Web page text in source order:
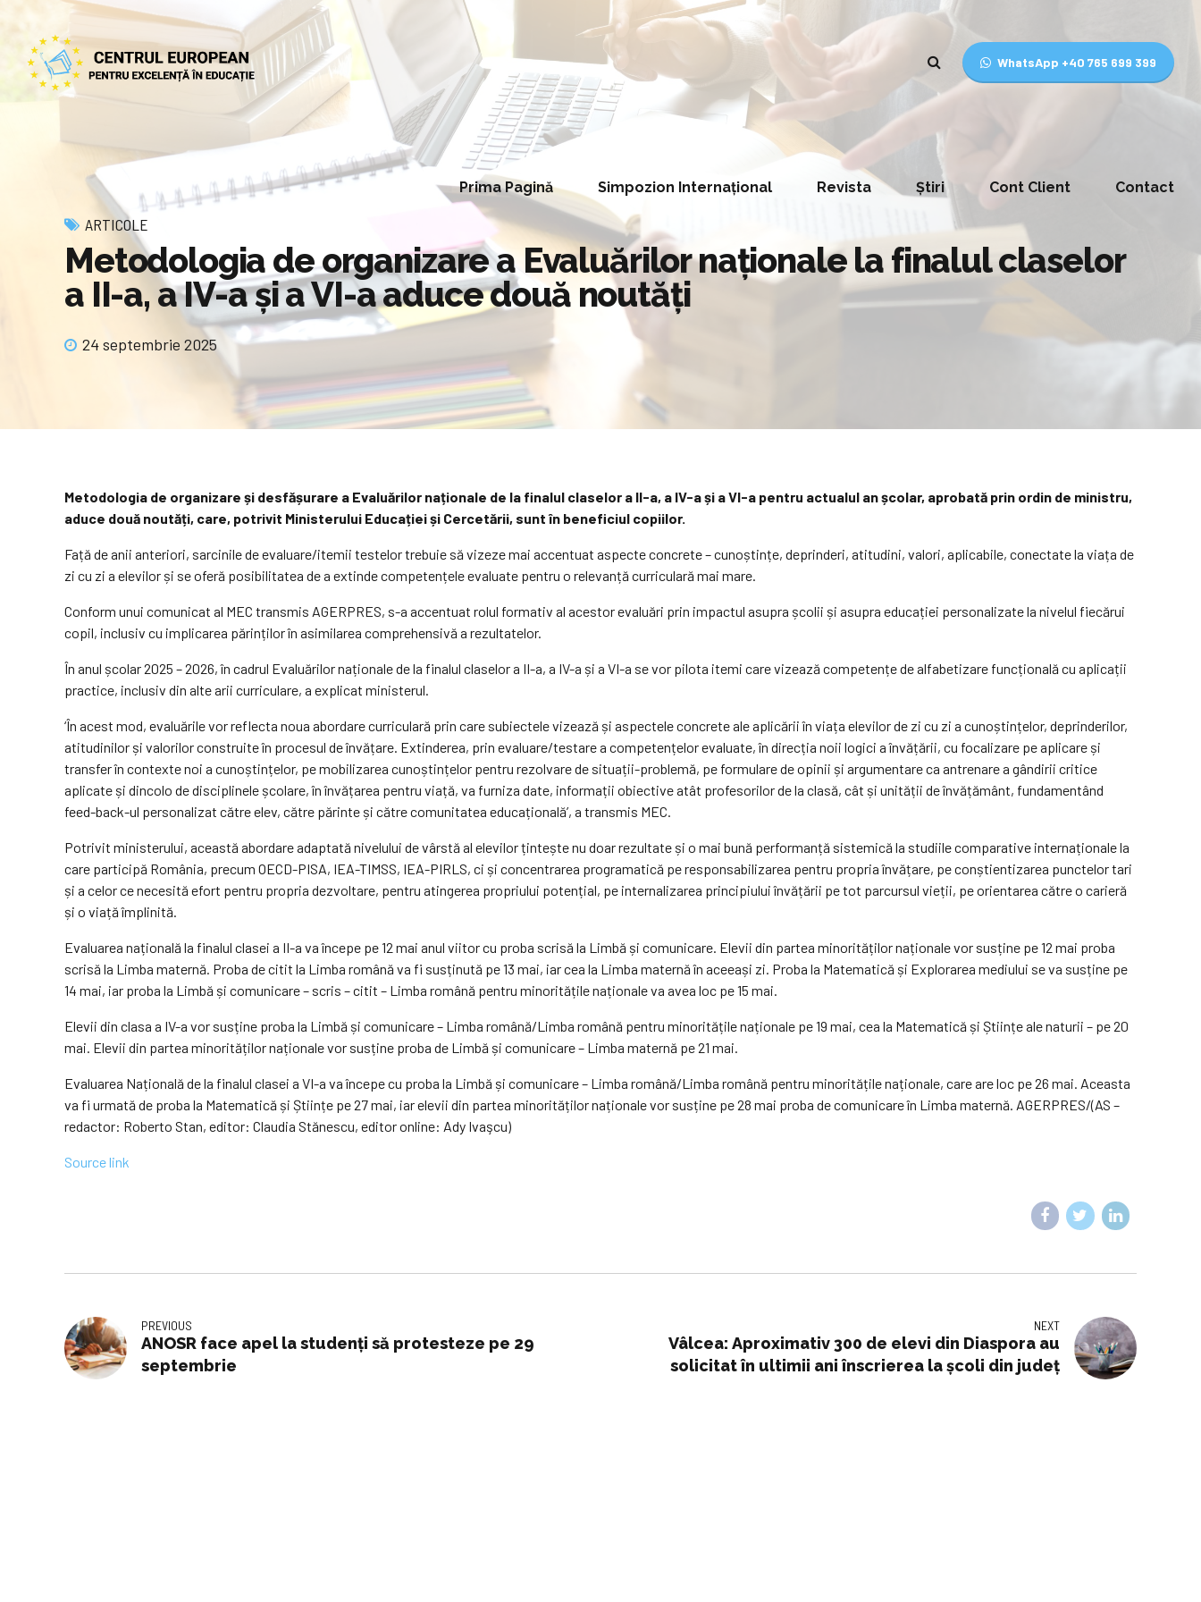
WhatsApp +40 765 699 399
Prima Pagină Simpozion Internațional Revista Știri Cont Client Contact
ARTICOLE
Metodologia de organizare a Evaluărilor naționale la finalul claselor
a II-a, a IV-a și a VI-a aduce două noutăți
24 septembrie 2025
Metodologia de organizare și desfășurare a Evaluărilor naționale de la finalul claselor a II-a, a IV-a și a VI-a pentru actualul an școlar, aprobată prin ordin de ministru,
aduce două noutăți, care, potrivit Ministerului Educației și Cercetării, sunt în beneficiul copiilor.
Față de anii anteriori, sarcinile de evaluare/itemii testelor trebuie să vizeze mai accentuat aspecte concrete – cunoștințe, deprinderi, atitudini, valori, aplicabile, conectate la viața de
zi cu zi a elevilor și se oferă posibilitatea de a extinde competențele evaluate pentru o relevanță curriculară mai mare.
Conform unui comunicat al MEC transmis AGERPRES, s-a accentuat rolul formativ al acestor evaluări prin impactul asupra școlii și asupra educației personalizate la nivelul fiecărui
copil, inclusiv cu implicarea părinților în asimilarea comprehensivă a rezultatelor.
În anul școlar 2025 – 2026, în cadrul Evaluărilor naționale de la finalul claselor a II-a, a IV-a și a VI-a se vor pilota itemi care vizează competențe de alfabetizare funcțională cu aplicații
practice, inclusiv din alte arii curriculare, a explicat ministerul.
‘În acest mod, evaluările vor reflecta noua abordare curriculară prin care subiectele vizează și aspectele concrete ale aplicării în viața elevilor de zi cu zi a cunoștințelor, deprinderilor,
atitudinilor și valorilor construite în procesul de învățare. Extinderea, prin evaluare/testare a competențelor evaluate, în direcția noii logici a învățării, cu focalizare pe aplicare și
transfer în contexte noi a cunoștințelor, pe mobilizarea cunoștințelor pentru rezolvare de situații-problemă, pe formulare de opinii și argumentare ca antrenare a gândirii critice
aplicate și dincolo de disciplinele școlare, în învățarea pentru viață, va furniza date, informații obiective atât profesorilor de la clasă, cât și unității de învățământ, fundamentând
feed-back-ul personalizat către elev, către părinte și către comunitatea educațională’, a transmis MEC.
Potrivit ministerului, această abordare adaptată nivelului de vârstă al elevilor țintește nu doar rezultate și o mai bună performanță sistemică la studiile comparative internaționale la
care participă România, precum OECD-PISA, IEA-TIMSS, IEA-PIRLS, ci și concentrarea programatică pe responsabilizarea pentru propria învățare, pe conștientizarea punctelor tari
și a celor ce necesită efort pentru propria dezvoltare, pentru atingerea propriului potențial, pe internalizarea principiului învățării pe tot parcursul vieții, pe orientarea către o carieră
și o viață împlinită.
Evaluarea națională la finalul clasei a II-a va începe pe 12 mai anul viitor cu proba scrisă la Limbă și comunicare. Elevii din partea minorităților naționale vor susține pe 12 mai proba
scrisă la Limba maternă. Proba de citit la Limba română va fi susținută pe 13 mai, iar cea la Limba maternă în aceeași zi. Proba la Matematică și Explorarea mediului se va susține pe
14 mai, iar proba la Limbă și comunicare – scris – citit – Limba română pentru minoritățile naționale va avea loc pe 15 mai.
Elevii din clasa a IV-a vor susține proba la Limbă și comunicare – Limba română/Limba română pentru minoritățile naționale pe 19 mai, cea la Matematică și Științe ale naturii – pe 20
mai. Elevii din partea minorităților naționale vor susține proba de Limbă și comunicare – Limba maternă pe 21 mai.
Evaluarea Națională de la finalul clasei a VI-a va începe cu proba la Limbă și comunicare – Limba română/Limba română pentru minoritățile naționale, care are loc pe 26 mai. Aceasta
va fi urmată de proba la Matematică și Științe pe 27 mai, iar elevii din partea minorităților naționale vor susține pe 28 mai proba de comunicare în Limba maternă. AGERPRES/(AS –
redactor: Roberto Stan, editor: Claudia Stănescu, editor online: Ady Ivaşcu)
Source link
PREVIOUS
ANOSR face apel la studenți să protesteze pe 29
septembrie
NEXT
Vâlcea: Aproximativ 300 de elevi din Diaspora au
solicitat în ultimii ani înscrierea la școli din județ